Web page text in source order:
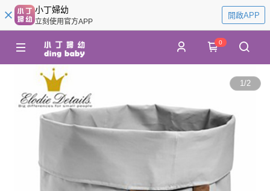
小丁婦幼
立刻使用官方APP
開啟APP
0
1/2